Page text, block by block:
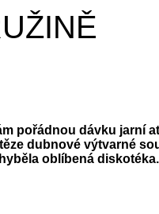
pořádnou dávku jarní
dubnové výtvarné
oblíbená diskotéka.